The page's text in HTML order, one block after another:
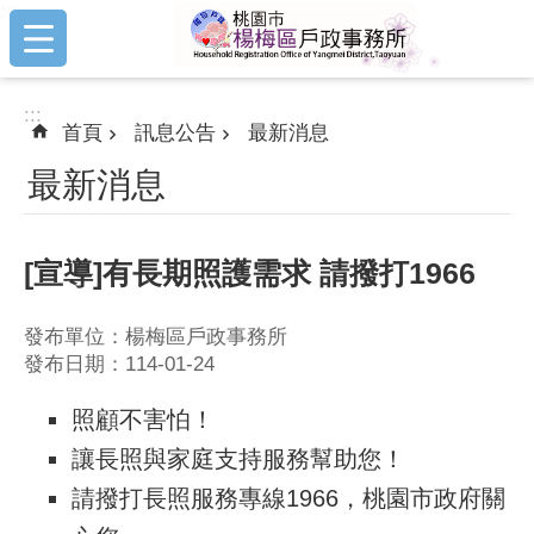
跳到主要內容區塊
:::
:::
首頁 訊息公告 最新消息
最新消息
[宣導]有長期照護需求 請撥打1966
發布單位：楊梅區戶政事務所
發布日期：114-01-24
照顧不害怕！
讓長照與家庭支持服務幫助您！
請撥打長照服務專線1966，桃園市政府關